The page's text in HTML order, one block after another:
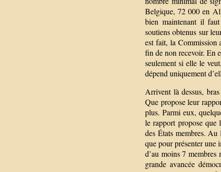
Belgique, 72 000 en
bien maintenant il
soutiens obtenus sur
est fait, la Commission
fin de non recevoir. En
seulement si elle le
dépend uniquement
Arrivent là dessus,
Que propose leur
plus. Parmi eux,
le rapport propose que
des États membres.
que pour présenter une
d’au moins 7 membres
grande avancée